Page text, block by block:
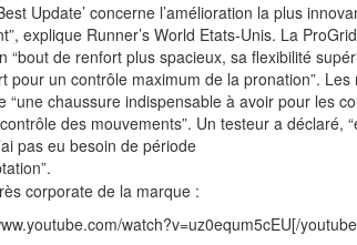
Update’ concerne l’amélioration la plus
explique Runner’s World Etats-Unis. La
“bout de renfort plus spacieux, sa flexibilité
pour un contrôle maximum de la pronation”.
“une chaussure indispensable à avoir pour les
des mouvements”. Un testeur a déclaré,
pas eu besoin de période
corporate de la marque :
watch?v=uz0equm5cEU[/